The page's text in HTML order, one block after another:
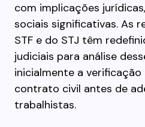
com implicações
sociais significativas. As
STF e do STJ têm
judiciais para análise
inicialmente a verificação
contrato civil antes de
trabalhistas.